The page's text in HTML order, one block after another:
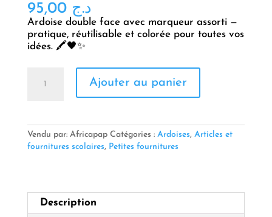
د.ج 95,00
Ardoise double face avec marqueur assorti —
pratique, réutilisable et colorée pour toutes vos
idées. 🖍️🖤✨
Face
Avec
Pratique,
Réutilisable
Ajouter au panier
Vendu par: Africapap Catégories : Ardoises, Articles et
fournitures scolaires, Petites fournitures
Description